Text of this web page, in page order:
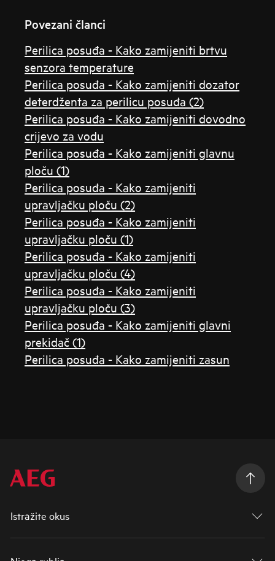
Povezani članci
Perilica posuđa - Kako zamijeniti brtvu
senzora temperature
Perilica posuđa - Kako zamijeniti dozator
deterdženta za perilicu posuđa (2)
Perilica posuđa - Kako zamijeniti dovodno
crijevo za vodu
Perilica posuđa - Kako zamijeniti glavnu
ploču (1)
Perilica posuđa - Kako zamijeniti
upravljačku ploču (2)
Perilica posuđa - Kako zamijeniti
upravljačku ploču (1)
Perilica posuđa - Kako zamijeniti
upravljačku ploču (4)
Perilica posuđa - Kako zamijeniti
upravljačku ploču (3)
Perilica posuđa - Kako zamijeniti glavni
prekidač (1)
Perilica posuđa - Kako zamijeniti zasun
Istražite okus